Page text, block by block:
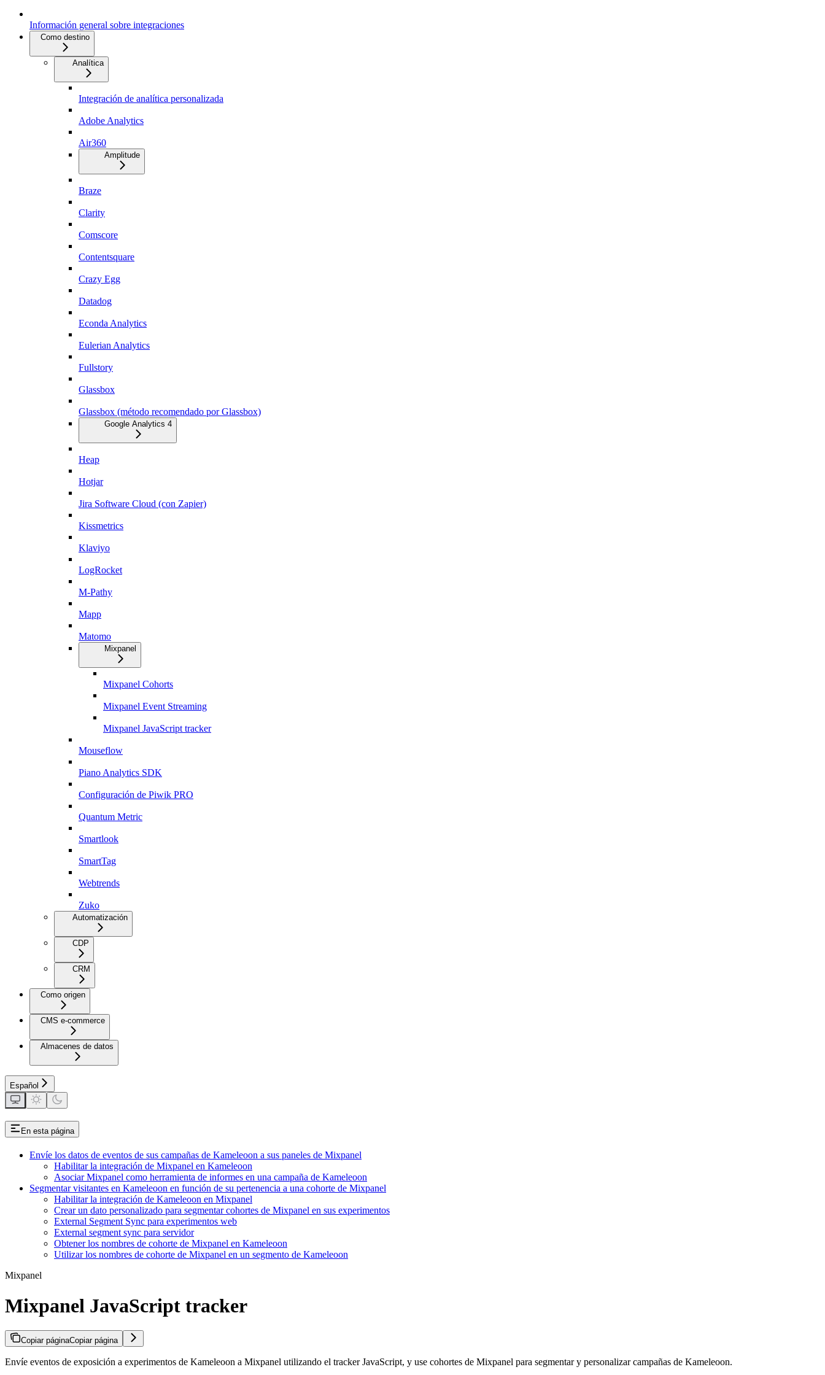
Información general sobre integraciones
Como destino
Analítica
Integración de analítica personalizada
Adobe Analytics
Air360
Amplitude
Braze
Clarity
Comscore
Contentsquare
Crazy Egg
Datadog
Econda Analytics
Eulerian Analytics
Fullstory
Glassbox
Glassbox (método recomendado por Glassbox)
Google Analytics 4
Heap
Hotjar
Jira Software Cloud (con Zapier)
Kissmetrics
Klaviyo
LogRocket
M-Pathy
Mapp
Matomo
Mixpanel
Mixpanel Cohorts
Mixpanel Event Streaming
Mixpanel JavaScript tracker
Mouseflow
Piano Analytics SDK
Configuración de Piwik PRO
Quantum Metric
Smartlook
SmartTag
Webtrends
Zuko
Automatización
CDP
CRM
Como origen
CMS e-commerce
Almacenes de datos
Español
En esta página
Envíe los datos de eventos de sus campañas de Kameleoon a sus paneles de Mixpanel
Habilitar la integración de Mixpanel en Kameleoon
Asociar Mixpanel como herramienta de informes en una campaña de Kameleoon
Segmentar visitantes en Kameleoon en función de su pertenencia a una cohorte de Mixpanel
Habilitar la integración de Kameleoon en Mixpanel
Crear un dato personalizado para segmentar cohortes de Mixpanel en sus experimentos
External Segment Sync para experimentos web
External segment sync para servidor
Obtener los nombres de cohorte de Mixpanel en Kameleoon
Utilizar los nombres de cohorte de Mixpanel en un segmento de Kameleoon
Mixpanel
Mixpanel JavaScript tracker
Copiar páginaCopiar página
Envíe eventos de exposición a experimentos de Kameleoon a Mixpanel utilizando el tracker JavaScript, y use cohortes de Mixpanel para segmentar y personalizar campañas de Kameleoon.